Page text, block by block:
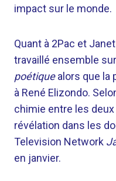
impact sur le monde.
Quant à 2Pac et
travaillé ensemble
poétiquealors que la
à René Elizondo.
chimie entre les
révélation dans les
Television Network
en janvier.